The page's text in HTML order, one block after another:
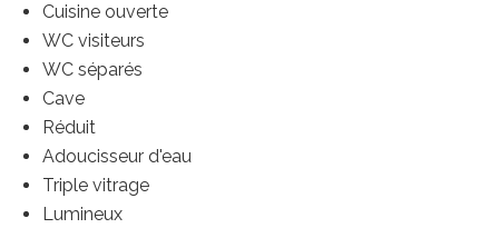
Cuisine ouverte
WC visiteurs
WC séparés
Cave
Réduit
Adoucisseur d'eau
Triple vitrage
Lumineux